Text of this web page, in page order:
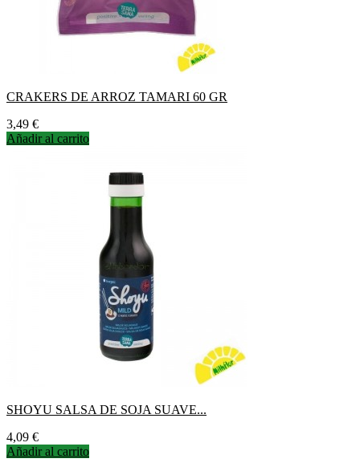
CRAKERS DE ARROZ TAMARI 60 GR
Precio
3,49 €
Añadir al carrito
SHOYU SALSA DE SOJA SUAVE...
Precio
4,09 €
Añadir al carrito